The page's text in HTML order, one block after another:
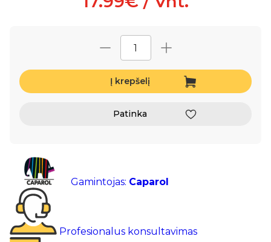
Į krepšelį
Patinka
Gamintojas: Caparol
Profesionalus konsultavimas